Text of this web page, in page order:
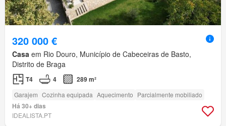
320 000 €
Casa em Rio Douro, Município de Cabeceiras de Basto,
Distrito de Braga
T4 4 289 m²
Garajem Cozinha equipada Aquecimento Parcialmente mobiliado
Há 30+ dias
IDEALISTA.PT